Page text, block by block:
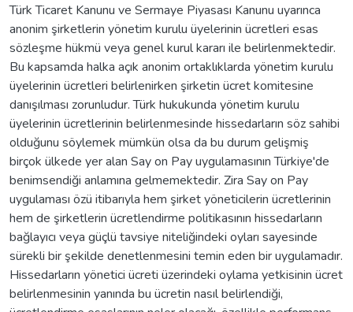
Türk Ticaret Kanunu ve Sermaye Piyasası Kanunu uyarınca
anonim şirketlerin yönetim kurulu üyelerinin ücretleri esas
sözleşme hükmü veya genel kurul kararı ile belirlenmektedir.
Bu kapsamda halka açık anonim ortaklıklarda yönetim kurulu
üyelerinin ücretleri belirlenirken şirketin ücret komitesine
danışılması zorunludur. Türk hukukunda yönetim kurulu
üyelerinin ücretlerinin belirlenmesinde hissedarların söz sahibi
olduğunu söylemek mümkün olsa da bu durum gelişmiş
birçok ülkede yer alan Say on Pay uygulamasının Türkiye'de
benimsendiği anlamına gelmemektedir. Zira Say on Pay
uygulaması özü itibarıyla hem şirket yöneticilerin ücretlerinin
hem de şirketlerin ücretlendirme politikasının hissedarların
bağlayıcı veya güçlü tavsiye niteliğindeki oyları sayesinde
sürekli bir şekilde denetlenmesini temin eden bir uygulamadır.
Hissedarların yönetici ücreti üzerindeki oylama yetkisinin ücret
belirlenmesinin yanında bu ücretin nasıl belirlendiği,